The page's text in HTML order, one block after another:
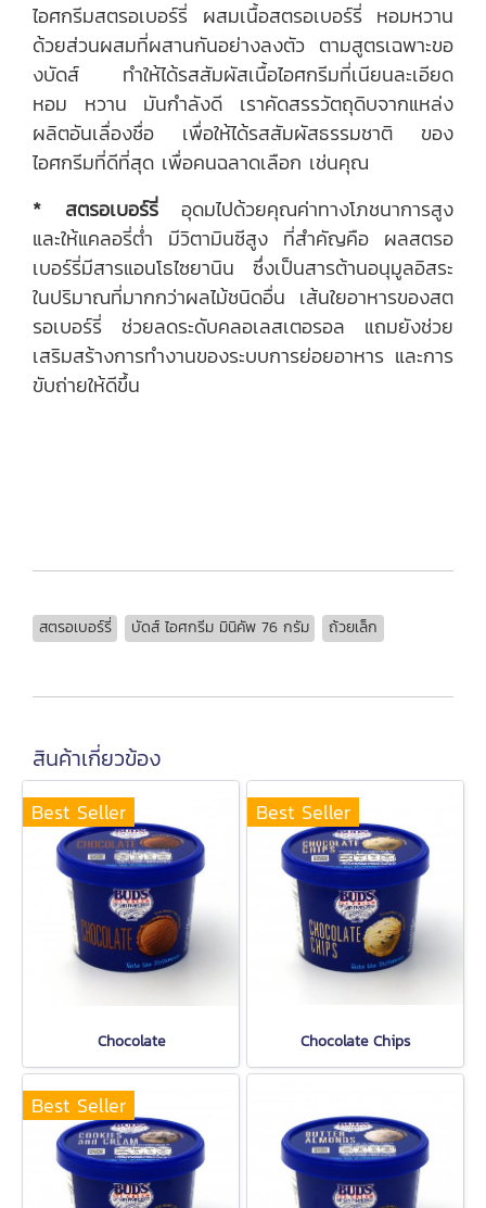
ไอศกรีมสตรอเบอร์รี่ ผสมเนื้อสตรอเบอร์รี่ หอมหวาน
ด้วยส่วนผสมที่ผสานกันอย่างลงตัว ตามสูตรเฉพาะขอ
งบัดส์ ทำให้ได้รสสัมผัสเนื้อไอศกรีมที่เนียนละเอียด
หอม หวาน มันกำลังดี เราคัดสรรวัตถุดิบจากแหล่ง
ผลิตอันเลื่องชื่อ เพื่อให้ได้รสสัมผัสธรรมชาติ ของ
ไอศกรีมที่ดีที่สุด เพื่อคนฉลาดเลือก เช่นคุณ
* สตรอเบอร์รี่อุดมไปด้วยคุณค่าทางโภชนาการสูง
และให้แคลอรี่ต่ำ มีวิตามินซีสูง ที่สำคัญคือ ผลสตรอ
เบอร์รี่มีสารแอนโธไซยานิน ซึ่งเป็นสารต้านอนุมูลอิสระ
ในปริมาณที่มากกว่าผลไม้ชนิดอื่น เส้นใยอาหารของสต
รอเบอร์รี่ ช่วยลดระดับคลอเลสเตอรอล แถมยังช่วย
เสริมสร้างการทำงานของระบบการย่อยอาหาร และการ
ขับถ่ายให้ดีขึ้น
สตรอเบอร์รี่ บัดส์ ไอศกรีม มินิคัพ 76 กรัม ถ้วยเล็ก
สินค้าเกี่ยวข้อง
Best Seller
Chocolate
Best Seller
Chocolate Chips
Best Seller